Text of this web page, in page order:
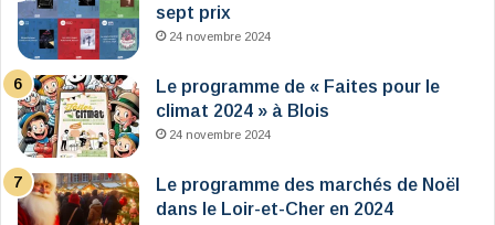
sept prix
24 novembre 2024
Le programme de « Faites pour le
climat 2024 » à Blois
24 novembre 2024
Le programme des marchés de Noël
dans le Loir-et-Cher en 2024